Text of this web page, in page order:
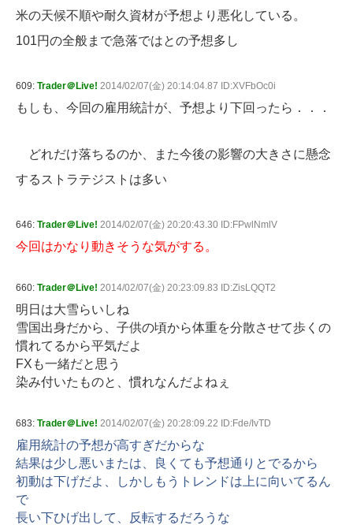
米の天候不順や耐久資材が予想より悪化している。
101円の全般まで急落ではとの予想多し
609: Trader＠Live! 2014/02/07(金) 20:14:04.87 ID:XVFbOc0i
もしも、今回の雇用統計が、予想より下回ったら．．．
どれだけ落ちるのか、また今後の影響の大きさに懸念
するストラテジストは多い
646: Trader＠Live! 2014/02/07(金) 20:20:43.30 ID:FPwlNmlV
今回はかなり動きそうな気がする。
660: Trader＠Live! 2014/02/07(金) 20:23:09.83 ID:ZisLQQT2
明日は大雪らいしね
雪国出身だから、子供の頃から体重を分散させて歩くの
慣れてるから平気だよ
FXも一緒だと思う
染み付いたものと、慣れなんだよねぇ
683: Trader＠Live! 2014/02/07(金) 20:28:09.22 ID:Fde/IvTD
雇用統計の予想が高すぎだからな
結果は少し悪いまたは、良くても予想通りとでるから
初動は下げだよ、しかしもうトレンドは上に向いてるん
で
長い下ひげ出して、反転するだろうな